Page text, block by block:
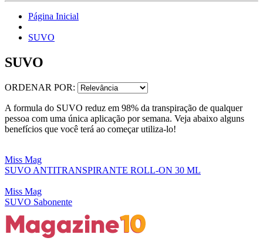
Página Inicial
SUVO
SUVO
ORDENAR POR:
A formula do SUVO reduz em 98% da transpiração de qualquer
pessoa com uma única aplicação por semana. Veja abaixo alguns
benefícios que você terá ao começar utiliza-lo!
Miss Mag
SUVO ANTITRANSPIRANTE ROLL-ON 30 ML
Miss Mag
SUVO Sabonente